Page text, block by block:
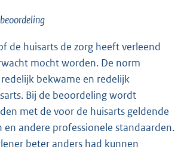
de huisarts de zorg heeft verleend
mocht worden. De norm
bekwame en redelijk
Bij de beoordeling wordt
met de voor de huisarts geldende
en andere professionele standaarden.
beter anders had kunnen